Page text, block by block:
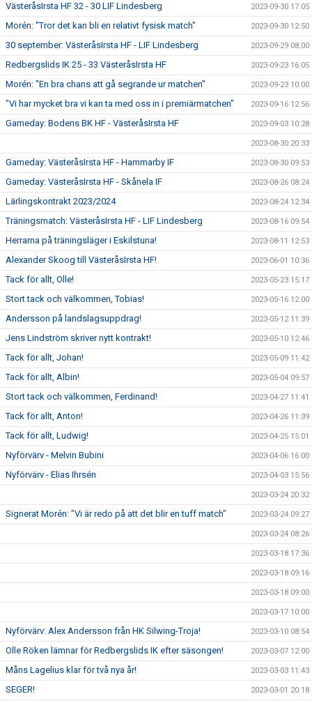
VästeråsIrsta HF 32 - 30 LIF Lindesberg 2023-09-30 17:05
Morén: "Tror det kan bli en relativt fysisk match" 2023-09-30 12:50
30 september: VästeråsIrsta HF - LIF Lindesberg 2023-09-29 08:00
Redbergslids IK 25 - 33 VästeråsIrsta HF 2023-09-23 16:05
Morén: "En bra chans att gå segrande ur matchen" 2023-09-23 10:00
"Vi har mycket bra vi kan ta med oss in i premiärmatchen" 2023-09-16 12:56
Gameday: Bodens BK HF - VästeråsIrsta HF 2023-09-03 10:28
2023-08-30 20:33
Gameday: VästeråsIrsta HF - Hammarby IF 2023-08-30 09:53
Gameday: VästeråsIrsta HF - Skånela IF 2023-08-26 08:24
Lärlingskontrakt 2023/2024 2023-08-24 12:34
Träningsmatch: VästeråsIrsta HF - LIF Lindesberg 2023-08-16 09:54
Herrarna på träningsläger i Eskilstuna! 2023-08-11 12:53
Alexander Skoog till VästeråsIrsta HF! 2023-06-01 10:36
Tack för allt, Olle! 2023-05-23 15:17
Stort tack och välkommen, Tobias! 2023-05-16 12:00
Andersson på landslagsuppdrag! 2023-05-12 11:39
Jens Lindström skriver nytt kontrakt! 2023-05-10 12:46
Tack för allt, Johan! 2023-05-09 11:42
Tack för allt, Albin! 2023-05-04 09:57
Stort tack och välkommen, Ferdinand! 2023-04-27 11:41
Tack för allt, Anton! 2023-04-26 11:39
Tack för allt, Ludwig! 2023-04-25 15:01
Nyförvärv - Melvin Bubini 2023-04-06 16:00
Nyförvärv - Elias Ihrsén 2023-04-03 15:56
2023-03-24 20:32
Signerat Morén: "Vi är redo på att det blir en tuff match" 2023-03-24 09:27
2023-03-24 08:26
2023-03-18 17:36
2023-03-18 09:16
2023-03-18 09:00
2023-03-17 10:00
Nyförvärv: Alex Andersson från HK Silwing-Troja! 2023-03-10 08:54
Olle Röken lämnar för Redbergslids IK efter säsongen! 2023-03-07 12:00
Måns Lagelius klar för två nya år! 2023-03-03 11:43
SEGER! 2023-03-01 20:18